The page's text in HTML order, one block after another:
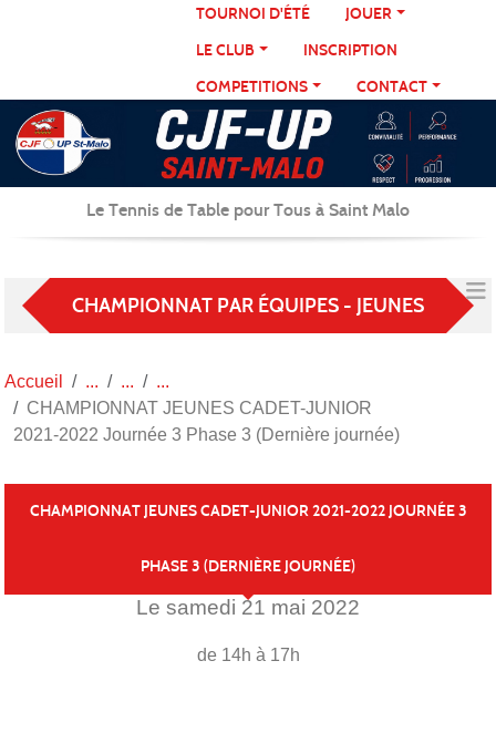
TOURNOI D'ÉTÉ
JOUER
LE CLUB
INSCRIPTION
COMPETITIONS
CONTACT
Le Tennis de Table pour Tous à Saint Malo
CHAMPIONNAT PAR ÉQUIPES - JEUNES
Accueil
CHAMPIONNAT JEUNES CADET-JUNIOR
2021-2022 Journée 3 Phase 3 (Dernière journée)
CHAMPIONNAT JEUNES CADET-JUNIOR 2021-2022 JOURNÉE 3
PHASE 3 (DERNIÈRE JOURNÉE)
Le samedi 21 mai 2022
de 14h à 17h
Panneau de gestion des cookies